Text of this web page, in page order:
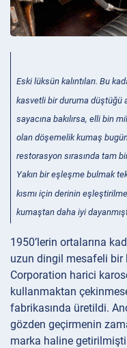
Eski lüksün kalıntıları. Bu
kasvetli bir duruma düştüğü
sayacına bakılırsa, elli bin
olan döşemelik kumaş
restorasyon sırasında tam
Yakın bir eşleşme bulmak
kısmı için derinin
kumaştan daha iyi
1950’lerin ortalarına
uzun dingil mesafeli bir
Corporation harici
kullanmaktan
fabrikasında üretildi.
gözden geçirmenin
marka haline